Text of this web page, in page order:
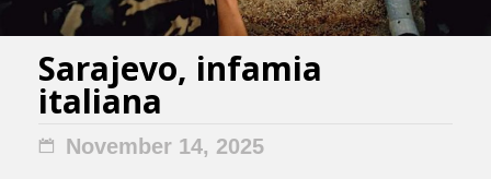
Sarajevo, infamia
italiana
November 14, 2025